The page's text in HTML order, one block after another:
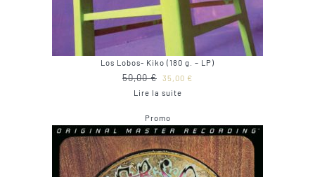
Los Lobos- Kiko (180 g. – LP)
50,00€
Le
prix
était :
50,00 €.
35,00 €
35,00 €.
Lire la suite
PromoProduit
en
promotion